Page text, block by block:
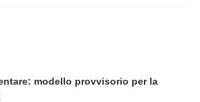
modello provvisorio per la